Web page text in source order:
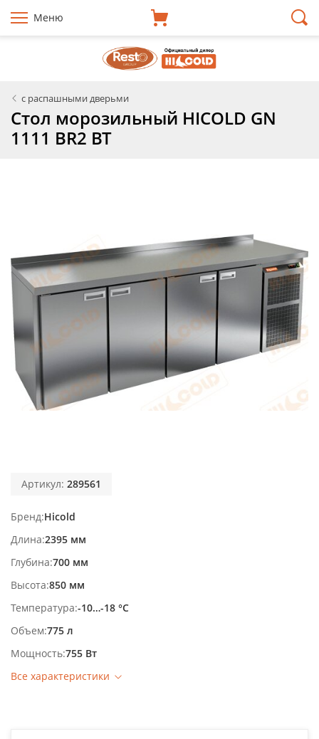
Меню
с распашными дверьми
Стол морозильный HICOLD GN
1111 BR2 BT
Артикул: 289561
Бренд Hicold
Длина 2395 мм
Глубина 700 мм
Высота 850 мм
Температура -10…-18 °С
Объем 775 л
Мощность 755 Вт
Все характеристики